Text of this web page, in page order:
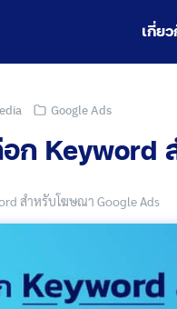
เกี่ย
Google Ads
ก
สำหรับโฆษณา Google Ads